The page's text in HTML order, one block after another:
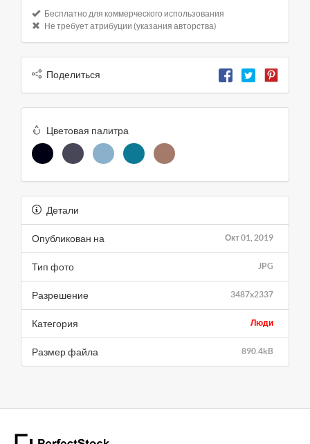
Бесплатно для коммерческого использования
Не требует атрибуции (указания авторства)
Поделиться
Цветовая палитра
Детали
Окт 01, 2019
Опубликован на
JPG
Тип фото
3487x2337
Разрешение
Люди
Категория
890.4kB
Размер файла